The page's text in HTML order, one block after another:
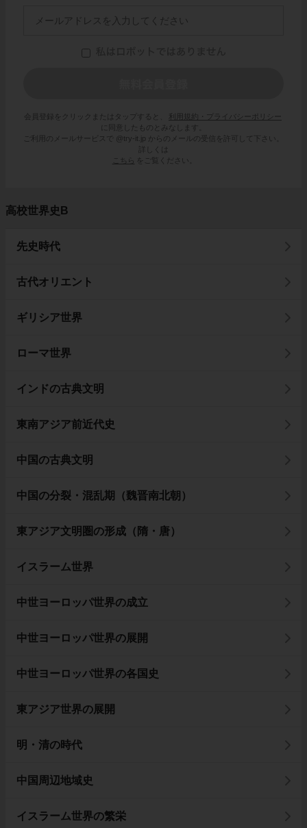
会員登録をクリックまたはタップすると、
利用規約・プライバシーポリシー
に同意したものとみなします。
ご利用のメールサービスで @try-it.jp からのメールの受信を許可して下さい。
詳しくは
こちら
をご覧ください。
高校世界史B
先史時代
古代オリエント
ギリシア世界
ローマ世界
インドの古典文明
東南アジア前近代史
中国の古典文明
中国の分裂・混乱期（魏晋南北朝）
東アジア文明圏の形成（隋・唐）
イスラーム世界
中世ヨーロッパ世界の成立
中世ヨーロッパ世界の展開
中世ヨーロッパ世界の各国史
東アジア世界の展開
明・清の時代
中国周辺地域史
イスラーム世界の繁栄